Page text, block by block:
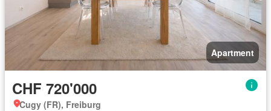
Apartment
CHF 720'000
Cugy (FR), Freiburg